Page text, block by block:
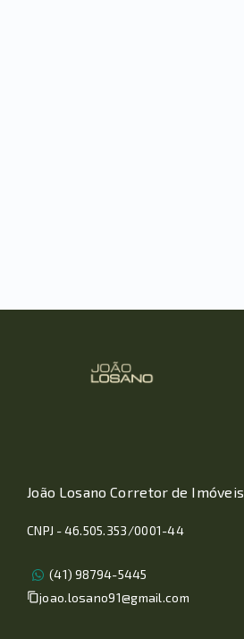
João Losano Corretor de Imóveis
CNPJ - 46.505.353/0001-44
(41) 98794-5445
joao.losano91@gmail.com